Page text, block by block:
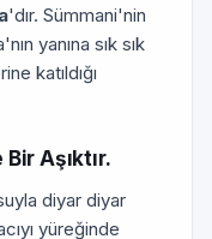
'dır. Sümmani'nin
yanına sık sık
katıldığı
Aşıktır.
diyar diyar
yüreğinde